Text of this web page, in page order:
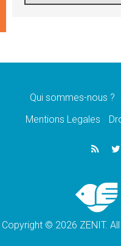
1ère
07.08.2026
07.08.2026
lancement
06.08.2026
Chrétiens
pour
Qui sommes-nous ?
Mentions Legales
Copyright © 2026 ZENIT.